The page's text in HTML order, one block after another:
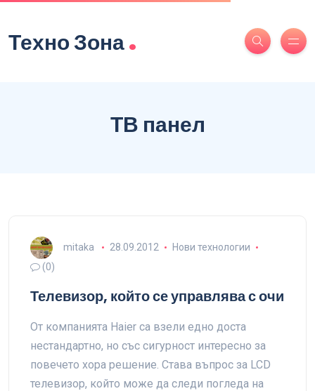
Техно Зона.
ТВ панел
mitaka 28.09.2012
Нови технологии
(0)
Телевизор, който се управлява с очи
От компанията Haier са взели едно доста
нестандартно, но със сигурност интересно за
повечето хора решение. Става въпрос за LCD
телевизор, който може да следи погледа на